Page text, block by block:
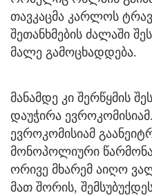
თავკაცმა კარლოს
შეთანხმების ძალაში
მალე გამოცხადდება.
მანამდე კი შერწყმის
დაუჭირა
ევროკომისიამ
მონოპოლიური
ორივე მხარემ აიღო
მათ შორის,